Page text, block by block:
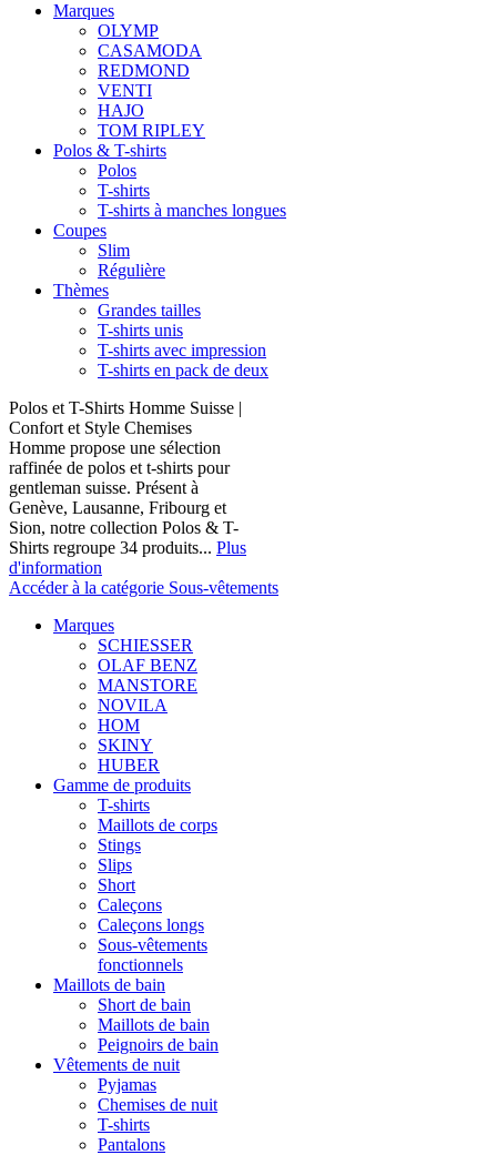
Marques
OLYMP
CASAMODA
REDMOND
VENTI
HAJO
TOM RIPLEY
Polos & T-shirts
Polos
T-shirts
T-shirts à manches longues
Coupes
Slim
Régulière
Thèmes
Grandes tailles
T-shirts unis
T-shirts avec impression
T-shirts en pack de deux
Polos et T-Shirts Homme Suisse |
Confort et Style Chemises
Homme propose une sélection
raffinée de polos et t-shirts pour
gentleman suisse. Présent à
Genève, Lausanne, Fribourg et
Sion, notre collection Polos & T-
Shirts regroupe 34 produits... Plus
d'information
Accéder à la catégorie Sous-vêtements
Marques
SCHIESSER
OLAF BENZ
MANSTORE
NOVILA
HOM
SKINY
HUBER
Gamme de produits
T-shirts
Maillots de corps
Stings
Slips
Short
Caleçons
Caleçons longs
Sous-vêtements
fonctionnels
Maillots de bain
Short de bain
Maillots de bain
Peignoirs de bain
Vêtements de nuit
Pyjamas
Chemises de nuit
T-shirts
Pantalons